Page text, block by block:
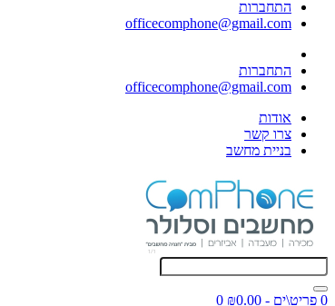
התחברות
officecomphone@gmail.com
התחברות
officecomphone@gmail.com
אודות
צרו קשר
בניית מחשב
0 פריט\ים - ₪0.00
0